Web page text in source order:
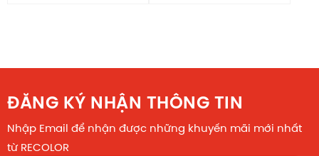
ĐĂNG KÝ NHẬN THÔNG TIN
Nhập Email để nhận được những khuyến mãi mới nhất
từ RECOLOR